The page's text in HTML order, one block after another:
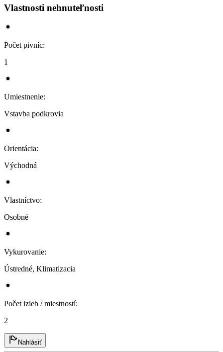
Vlastnosti nehnuteľnosti
Počet pivníc:
1
Umiestnenie:
Vstavba podkrovia
Orientácia:
Východná
Vlastníctvo:
Osobné
Vykurovanie:
Ústredné, Klimatizacia
Počet izieb / miestností:
2
Nahlásiť